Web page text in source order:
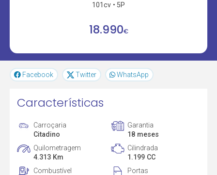
101cv
5P
18.990€
Facebook Twitter WhatsApp
Características
Carroçaria
Citadino
Garantia
18 meses
Quilometragem
4.313 Km
Cilindrada
1.199 CC
Combustível
Portas